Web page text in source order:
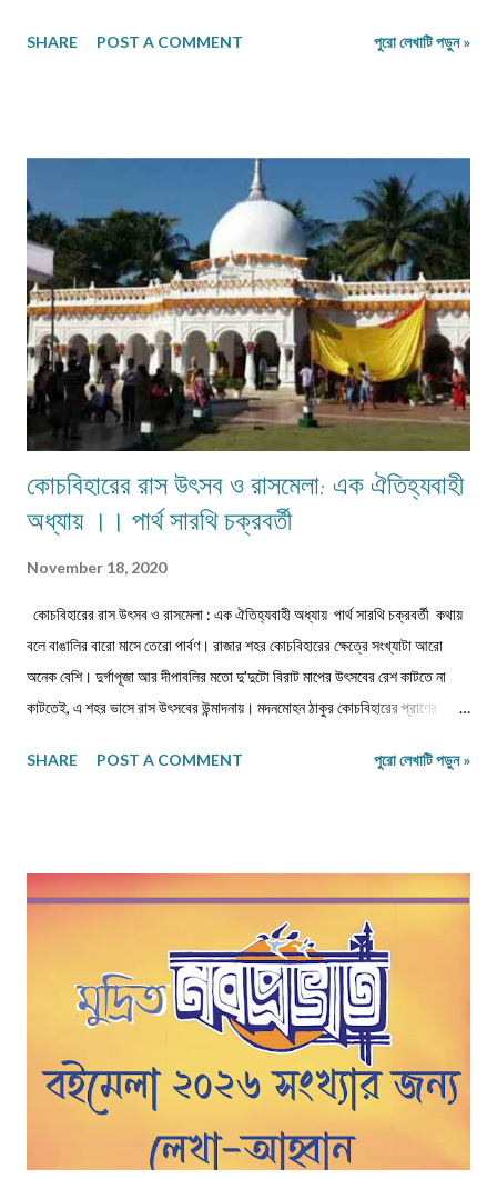
পুড়াতে যেত। সঙ্গে যাওয়ার জন্য খুব বেশি লোক পাওয়া যেত না। ঐ গ্ৰাম থেকে বাজারের
সন্ধ্যার পর এই মাঠে ভূতেদের আখরা বসে। তারা অনেকেই রাত্রি বেলা ওই মাঠে ভূতেদের
দাঁড়িয়ে কখনো বসে জটলা পাকাতে দেখেছে। এই মাঠের উত্তর দিকে একটি বিশাল তেঁতুল গাছ
ছিল। এই গাছ থেকেই ভূতেরা মাঠে নেমে আসত নিজেদের মধ্যে বিভিন্ন বিষয় নিয়ে আলোচনা
করার জন্য। তাদের আলোচনার বিষয়...
SHARE POST A COMMENT পুরো লেখাটি পড়ুন »
কোচবিহারের রাস উৎসব ও রাসমেলা: এক ঐতিহ্যবাহী
অধ্যায় ।। পার্থ সারথি চক্রবর্তী
November 18, 2020
কোচবিহারের রাস উৎসব ও রাসমেলা : এক ঐতিহ্যবাহী অধ্যায় পার্থ সারথি চক্রবর্তী কথায়
বলে বাঙালির বারো মাসে তেরো পার্বণ। রাজার শহর কোচবিহারের ক্ষেত্রে সংখ্যাটা আরো
অনেক বেশি। দুর্গাপূজা আর দীপাবলির মতো দু'দুটো বিরাট মাপের উৎসবের রেশ কাটতে না
কাটতেই, এ শহর ভাসে রাস উৎসবের উন্মাদনায়। মদনমোহন ঠাকুর কোচবিহারের প্রাণের
মিলনোৎসবের চেহারা নেওয়া এই উৎসব ঐতিহ্যবাহী ও ঐতিহাসিক। জন, মত, সম্প্রদায়ের
শৈশবে বাবার হাত ধরে যে মেলা দেখেছি তা চরিত্র ও আকৃতি দু'দিক থেকেই বদলে গেছে। গত
পঁচিশ বছর ধরে খুব কাছে থেকে এই উৎসব ও মেলা দেখা, অনুভব করার সুযোগ হয়েছে। যা
দিনদিন অভিজ্ঞতা ও প্রাপ্তির ঝুলিকে সমৃদ্ধ করে গেছে প্রতি ক্ষেত্রেই। খুব সংক্ষেপে এই
উৎসবের ইতিহাস না জানাটা কিন্তু অবিচারই ...
SHARE POST A COMMENT পুরো লেখাটি পড়ুন »